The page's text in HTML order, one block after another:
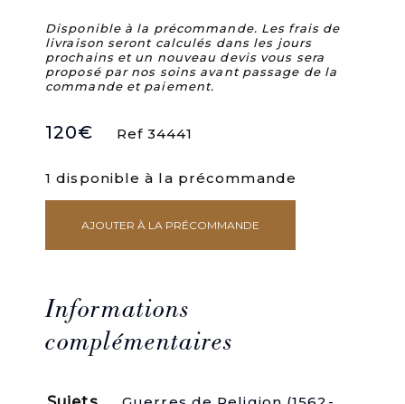
Disponible à la précommande. Les frais de
livraison seront calculés dans les jours
prochains et un nouveau devis vous sera
proposé par nos soins avant passage de la
commande et paiement.
120€ Ref 34441
1 disponible à la précommande
quantité
de
d'Henri
IV,
et
de
AJOUTER À LA PRÉCOMMANDE
Informations
complémentaires